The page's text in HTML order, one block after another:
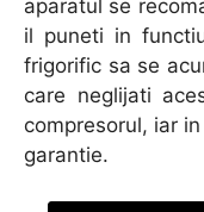
aparatul se
il puneti in
frigorific sa se
care neglijati
compresorul, iar
garantie.